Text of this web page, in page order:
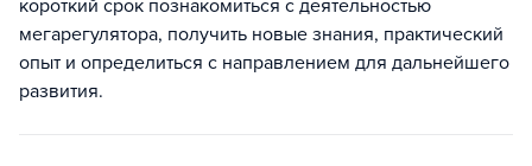
короткий срок познакомиться с деятельностью
мегарегулятора, получить новые знания, практический
опыт и определиться с направлением для дальнейшего
развития.